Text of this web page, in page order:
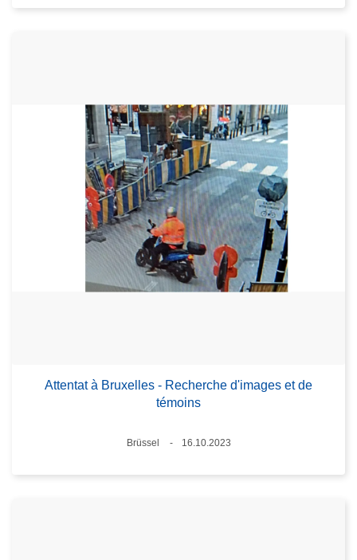
Attentat à Bruxelles - Recherche d'images et de
témoins
Standort
Brüssel
16.10.2023